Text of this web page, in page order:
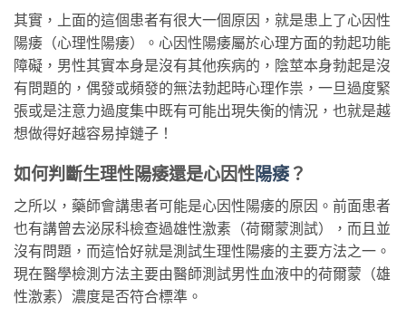
其實，上面的這個患者有很大一個原因，就是患上了心因性
陽痿（心理性陽痿）。心因性陽痿屬於心理方面的勃起功能
障礙，男性其實本身是沒有其他疾病的，陰莖本身勃起是沒
有問題的，偶發或頻發的無法勃起時心理作祟，一旦過度緊
張或是注意力過度集中既有可能出現失衡的情況，也就是越
想做得好越容易掉鏈子！
如何判斷生理性陽痿還是心因性陽痿 ？
之所以，藥師會講患者可能是心因性陽痿的原因。前面患者
也有講曾去泌尿科檢查過雄性激素（荷爾蒙測試），而且並
沒有問題，而這恰好就是測試生理性陽痿的主要方法之一。
現在醫學檢測方法主要由醫師測試男性血液中的荷爾蒙（雄
性激素）濃度是否符合標準。